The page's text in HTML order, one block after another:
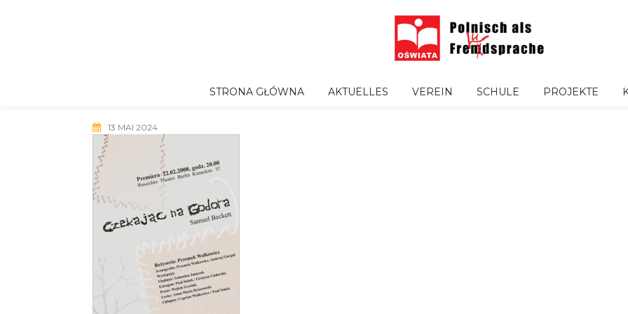
STRONA GŁÓWNA AKTUELLES VEREIN SCHULE PROJEKTE
13 MAI 2024